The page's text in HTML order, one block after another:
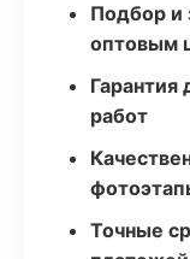
Подбор и
оптовым
Гарантия
работ
Точные